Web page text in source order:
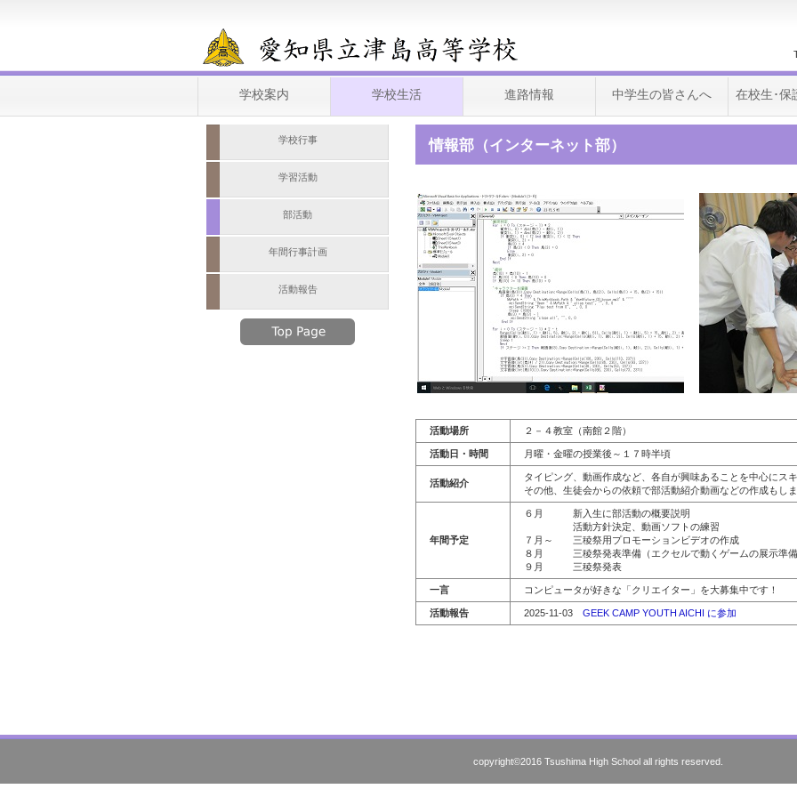
情報部（インターネット部）
活動場所 ２－４教室（南館２階）
活動日・時間 月曜・金曜の授業後～１７時半頃
活動紹介
タイピング、動画作成など、各自が興味あることを中心にス
その他、生徒会からの依頼で部活動紹介動画などの作成もしま
年間予定
６月 新入生に部活動の概要説明
活動方針決定、動画ソフトの練習
７月～ 三稜祭用プロモーションビデオの作成
８月 三稜祭発表準備（エクセルで動くゲームの展示準備
９月 三稜祭発表
一言 コンピュータが好きな「クリエイター」を大募集中です！
活動報告 2025-11-03 GEEK CAMP YOUTH AICHI に参加
学校行事
学習活動
部活動
年間行事計画
活動報告
学校案内 学校生活 進路情報 中学生の皆さんへ 在校生･保
copyright©2016 Tsushima High School all rights reserved.